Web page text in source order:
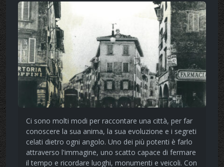
Ci sono molti modi per raccontare una città, per far
conoscere la sua anima, la sua evoluzione e i segreti
celati dietro ogni angolo. Uno dei più potenti è farlo
attraverso l'immagine, uno scatto capace di fermare
il tempo e ricordare luoghi, monumenti e veicoli. Con